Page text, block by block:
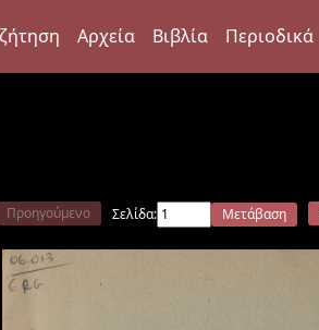
Αρχεία Βιβλία Περιοδικά
Προηγούμενο Σελίδα: Μετάβαση